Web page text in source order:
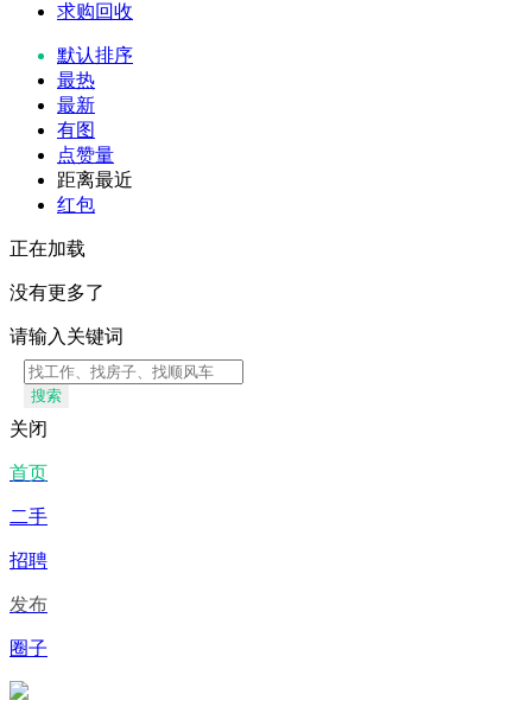
求购回收
默认排序
最热
最新
有图
点赞量
距离最近
红包
正在加载
没有更多了
请输入关键词
搜索
关闭
首页
二手
招聘
发布
圈子